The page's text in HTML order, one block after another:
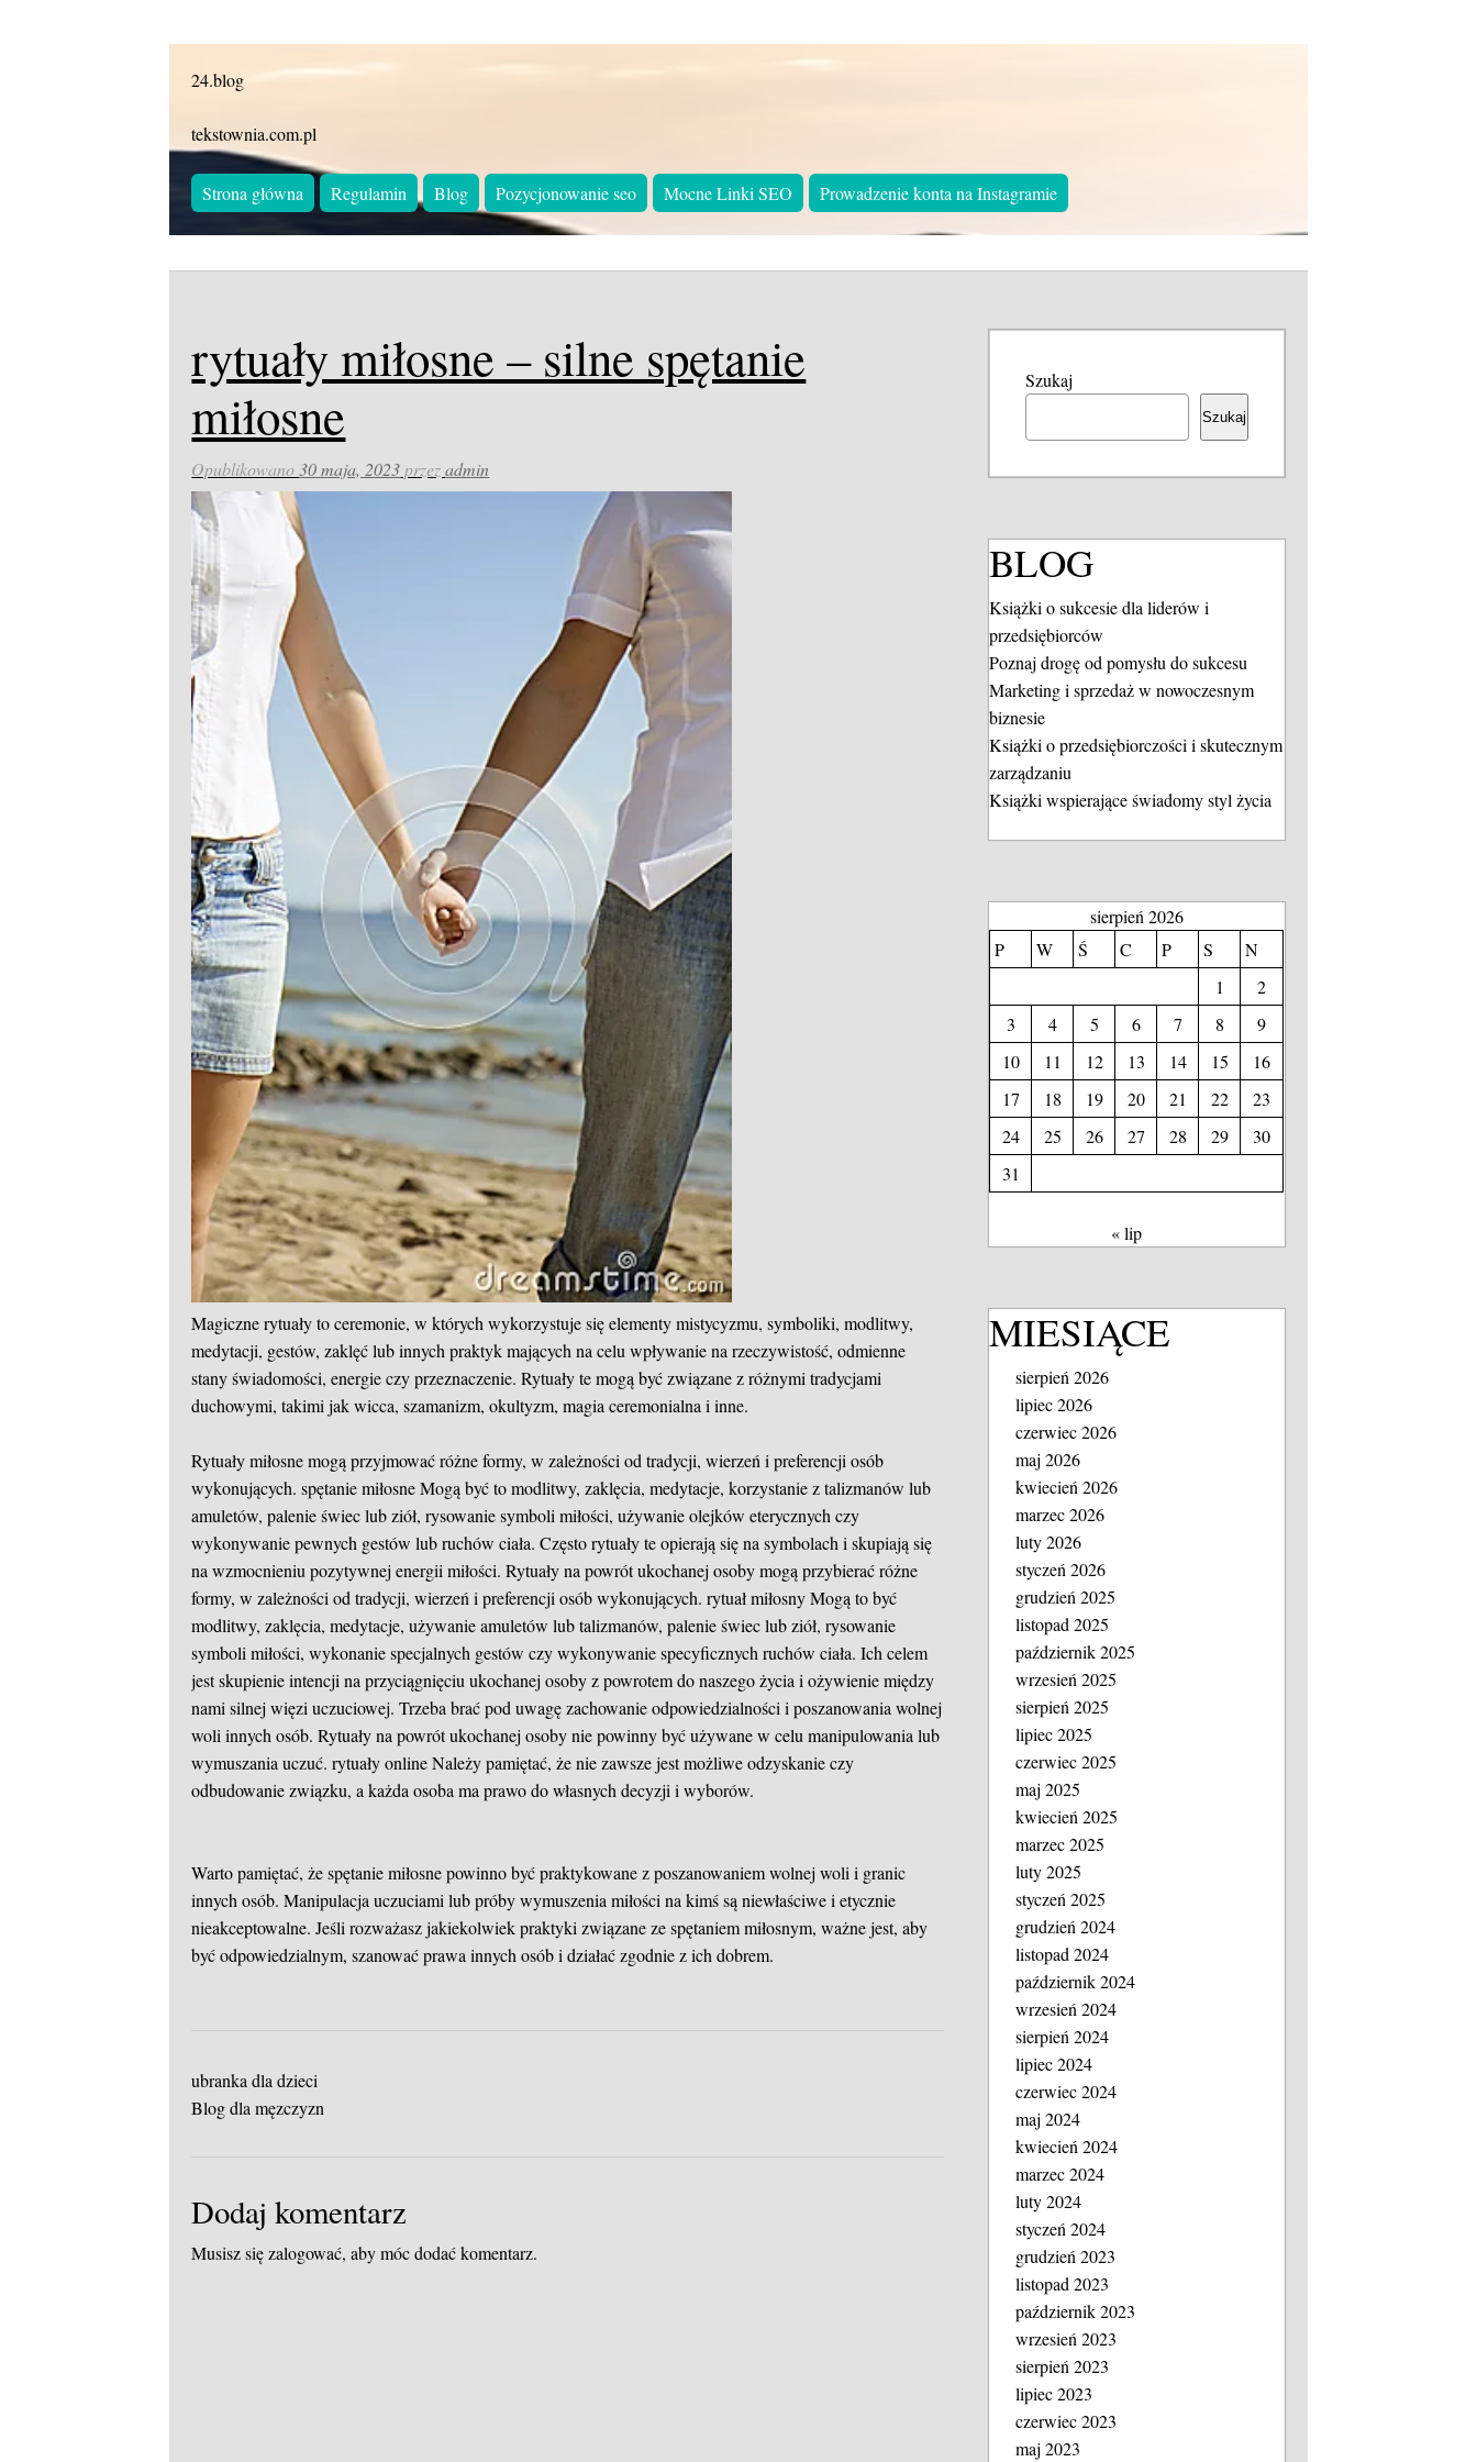
24.blog
tekstownia.com.pl
Strona główna Regulamin Blog Pozycjonowanie seo Mocne Linki SEO Prowadzenie konta na Instagramie
rytuały miłosne – silne spętanie
miłosne
Opublikowano30 maja, 2023 przezadmin
Magiczne rytuały to ceremonie, w których wykorzystuje się elementy mistycyzmu, symboliki, modlitwy,
medytacji, gestów, zaklęć lub innych praktyk mających na celu wpływanie na rzeczywistość, odmienne
stany świadomości, energie czy przeznaczenie. Rytuały te mogą być związane z różnymi tradycjami
duchowymi, takimi jak wicca, szamanizm, okultyzm, magia ceremonialna i inne.
Rytuały miłosne mogą przyjmować różne formy, w zależności od tradycji, wierzeń i preferencji osób
wykonujących.spętanie miłosneMogą być to modlitwy, zaklęcia, medytacje, korzystanie z talizmanów lub
amuletów, palenie świec lub ziół, rysowanie symboli miłości, używanie olejków eterycznych czy
wykonywanie pewnych gestów lub ruchów ciała. Często rytuały te opierają się na symbolach i skupiają się
na wzmocnieniu pozytywnej energii miłości. Rytuały na powrót ukochanej osoby mogą przybierać różne
formy, w zależności od tradycji, wierzeń i preferencji osób wykonujących.rytuał miłosnyMogą to być
modlitwy, zaklęcia, medytacje, używanie amuletów lub talizmanów, palenie świec lub ziół, rysowanie
symboli miłości, wykonanie specjalnych gestów czy wykonywanie specyficznych ruchów ciała. Ich celem
jest skupienie intencji na przyciągnięciu ukochanej osoby z powrotem do naszego życia i ożywienie między
nami silnej więzi uczuciowej. Trzeba brać pod uwagę zachowanie odpowiedzialności i poszanowania wolnej
woli innych osób. Rytuały na powrót ukochanej osoby nie powinny być używane w celu manipulowania lub
wymuszania uczuć.rytuały onlineNależy pamiętać, że nie zawsze jest możliwe odzyskanie czy
odbudowanie związku, a każda osoba ma prawo do własnych decyzji i wyborów.
Warto pamiętać, że spętanie miłosne powinno być praktykowane z poszanowaniem wolnej woli i granic
innych osób. Manipulacja uczuciami lub próby wymuszenia miłości na kimś są niewłaściwe i etycznie
nieakceptowalne. Jeśli rozważasz jakiekolwiek praktyki związane ze spętaniem miłosnym, ważne jest, aby
być odpowiedzialnym, szanować prawa innych osób i działać zgodnie z ich dobrem.
ubranka dla dzieci
Blog dla męzczyzn
Dodaj komentarz
Musisz sięzalogować, aby móc dodać komentarz.
Szukaj
Szukaj
BLOG
Książki o sukcesie dla liderów i
przedsiębiorców
Poznaj drogę od pomysłu do sukcesu
Marketing i sprzedaż w nowoczesnym
biznesie
Książki o przedsiębiorczości i skutecznym
zarządzaniu
Książki wspierające świadomy styl życia
sierpień 2026
P
W Ś C P S
N
1
2
3
4 5 6 7 8
9
10
11 12 13 14 15
16
17
18 19 20 21 22
23
24
25 26 27 28 29
30
31
« lip
MIESIĄCE
sierpień 2026
lipiec 2026
czerwiec 2026
maj 2026
kwiecień 2026
marzec 2026
luty 2026
styczeń 2026
grudzień 2025
listopad 2025
październik 2025
wrzesień 2025
sierpień 2025
lipiec 2025
czerwiec 2025
maj 2025
kwiecień 2025
marzec 2025
luty 2025
styczeń 2025
grudzień 2024
listopad 2024
październik 2024
wrzesień 2024
sierpień 2024
lipiec 2024
czerwiec 2024
maj 2024
kwiecień 2024
marzec 2024
luty 2024
styczeń 2024
grudzień 2023
listopad 2023
październik 2023
wrzesień 2023
sierpień 2023
lipiec 2023
czerwiec 2023
maj 2023